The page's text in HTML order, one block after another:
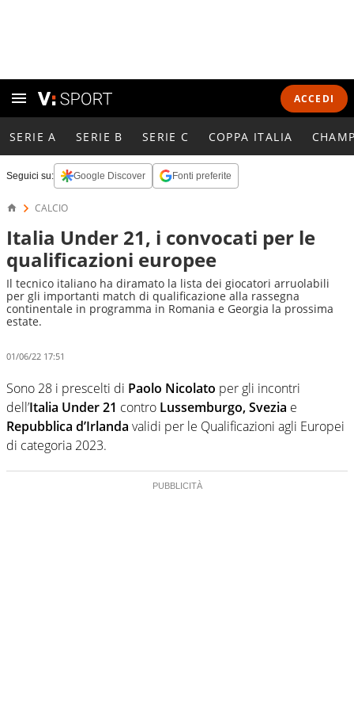
ACCEDI
SERIE A SERIE B SERIE C COPPA ITALIA
Seguici su: Google Discover Fonti preferite
CALCIO
Italia Under 21, i convocati per le
qualificazioni europee
Il tecnico italiano ha diramato la lista dei giocatori arruolabili
per gli importanti match di qualificazione alla rassegna
continentale in programma in Romania e Georgia la prossima
estate.
01/06/22 17:51
Sono 28 i prescelti di Paolo Nicolato per gli incontri
dell’Italia Under 21 contro Lussemburgo, Svezia e
Repubblica d’Irlanda validi per le Qualificazioni agli Europei
di categoria 2023.